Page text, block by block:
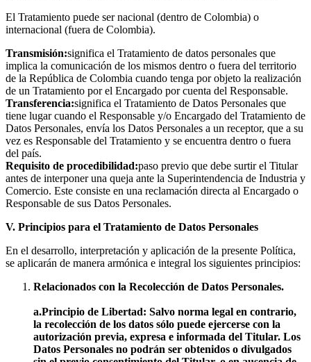
El Tratamiento puede ser nacional (dentro de Colombia) o
internacional (fuera de Colombia).
Transmisión:significa el Tratamiento de datos personales que
implica la comunicación de los mismos dentro o fuera del territorio
de la República de Colombia cuando tenga por objeto la realización
de un Tratamiento por el Encargado por cuenta del Responsable.
Transferencia:significa el Tratamiento de Datos Personales que
tiene lugar cuando el Responsable y/o Encargado del Tratamiento de
Datos Personales, envía los Datos Personales a un receptor, que a su
vez es Responsable del Tratamiento y se encuentra dentro o fuera
del país.
Requisito de procedibilidad:paso previo que debe surtir el Titular
antes de interponer una queja ante la Superintendencia de Industria y
Comercio. Este consiste en una reclamación directa al Encargado o
Responsable de sus Datos Personales.
V. Principios para el Tratamiento de Datos Personales
En el desarrollo, interpretación y aplicación de la presente Política,
se aplicarán de manera armónica e integral los siguientes principios:
Relacionados con la Recolección de Datos Personales.
a.Principio de Libertad: Salvo norma legal en contrario,
la recolección de los datos sólo puede ejercerse con la
autorización previa, expresa e informada del Titular. Los
Datos Personales no podrán ser obtenidos o divulgados